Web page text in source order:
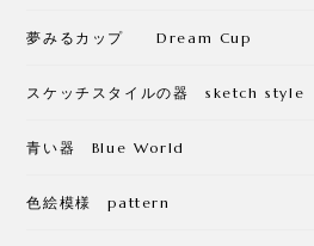
夢みるカップ Dream Cup
スケッチスタイルの器 sketch style
青い器 Blue World
色絵模様 pattern